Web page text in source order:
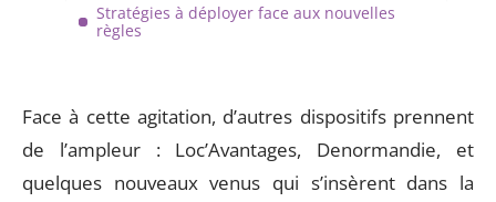
Stratégies à déployer face aux nouvelles
règles
Face à cette agitation, d’autres dispositifs prennent
de l’ampleur : Loc’Avantages, Denormandie, et
quelques nouveaux venus qui s’insèrent dans la